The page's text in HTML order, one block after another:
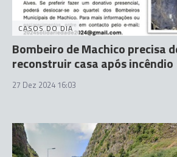
CASOS DO DIA
Bombeiro de Machico precisa
reconstruir casa após incêndio
27 Dez 2024 16:03